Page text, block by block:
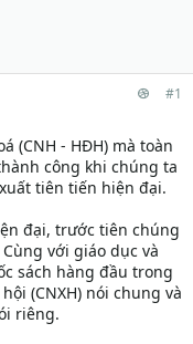
#1
(CNH - HĐH) mà toàn
công khi chúng ta
tiên tiến hiện đại.
đại, trước tiên chúng
với giáo dục và
sách hàng đầu trong
(CNXH) nói chung và
riêng.